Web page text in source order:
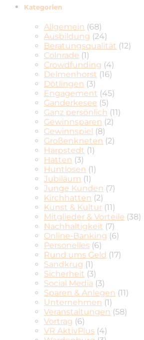
Kategorien
Allgemein (68)
Ausbildung (24)
Beratungsqualität (12)
Colnrade (1)
Crowdfunding (4)
Delmenhorst (16)
Dötlingen (3)
Engagement (45)
Ganderkesee (5)
Ganz persönlich (11)
Gewinnsparen (2)
Gewinnspiel (8)
Großenkneten (2)
Harpstedt (1)
Hatten (3)
Huntlosen (1)
Jubiläum (1)
Junge Kunden (7)
Kirchhatten (2)
Kunst & Kultur (11)
Mitglieder & Vorteile (38)
Nachhaltigkeit (7)
Online-Banking (6)
Personelles (6)
Rund ums Geld (17)
Sandkrug (1)
Sicherheit (3)
Social Media (3)
Sparen & Anlegen (11)
Unternehmen (1)
Veranstaltungen (58)
Vortrag (6)
VR AktivPlus (4)